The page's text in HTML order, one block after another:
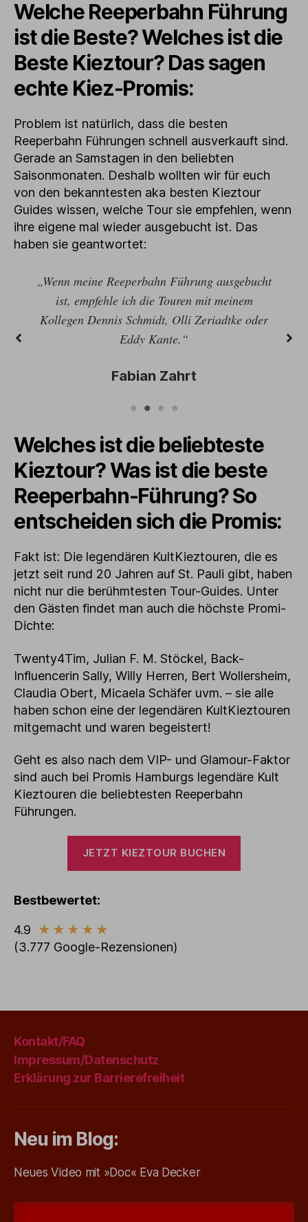
Welche Reeperbahn Führung
ist die Beste? Welches ist die
Beste Kieztour? Das sagen
echte Kiez-Promis:
Problem ist natürlich, dass die besten
Reeperbahn Führungen schnell ausverkauft sind.
Gerade an Samstagen in den beliebten
Saisonmonaten. Deshalb wollten wir für euch
von den bekanntesten aka besten Kieztour
Guides wissen, welche Tour sie empfehlen, wenn
ihre eigene mal wieder ausgebucht ist. Das
haben sie geantwortet:
„Wenn meine Reeperbahn Führung ausgebucht
ist, empfehle ich die Touren mit meinem
Kollegen Dennis Schmidt, Olli Zeriadtke oder
Eddy Kante.“
Fabian Zahrt
Welches ist die beliebteste
Kieztour? Was ist die beste
Reeperbahn-Führung? So
entscheiden sich die Promis:
Fakt ist: Die legendären KultKieztouren, die es
jetzt seit rund 20 Jahren auf St. Pauli gibt, haben
nicht nur die berühmtesten Tour-Guides. Unter
den Gästen findet man auch die höchste Promi-
Dichte:
Twenty4Tim, Julian F. M. Stöckel, Back-
Influencerin Sally, Willy Herren, Bert Wollersheim,
Claudia Obert, Micaela Schäfer uvm. – sie alle
haben schon eine der legendären KultKieztouren
mitgemacht und waren begeistert!
Geht es also nach dem VIP- und Glamour-Faktor
sind auch bei Promis Hamburgs legendäre Kult
Kieztouren die beliebtesten Reeperbahn
Führungen.
JETZT KIEZTOUR BUCHEN
Bestbewertet:
4.9 ★ ★ ★ ★ ★
(3.777 Google-Rezensionen)
Kontakt/FAQ
Impressum/Datenschutz
Erklärung zur Barrierefreiheit
Neu im Blog:
Neues Video mit »Doc« Eva Decker